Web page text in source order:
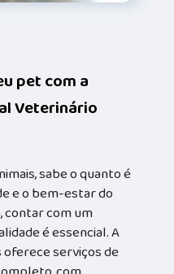
pet com a
Veterinário
sabe o quanto é
e o bem-estar do
contar com um
é essencial. A
serviços de